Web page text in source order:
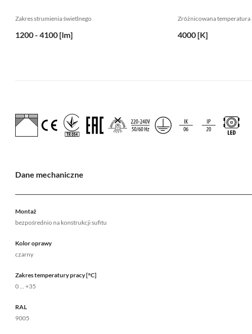
Zakres strumienia świetlnego
1200 - 4100 [lm]
Zróżnicowana temperatura
4000 [K]
Dane mechaniczne
Montaż
bezpośrednio na konstrukcji sufitu
Kolor oprawy
czarny
Zakres temperatury pracy [°C]
0 ... +35
RAL
9005